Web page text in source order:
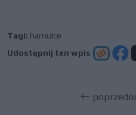
Tagi: hamulce
Udostępnij ten wpis
poprzedni